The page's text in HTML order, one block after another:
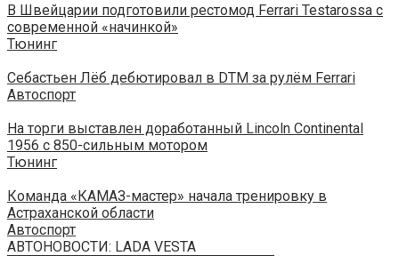
В Швейцарии подготовили рестомод Ferrari Testarossa с
современной «начинкой»
Тюнинг
Себастьен Лёб дебютировал в DTM за рулём Ferrari
Автоспорт
На торги выставлен доработанный Lincoln Continental
1956 с 850-сильным мотором
Тюнинг
Команда «КАМАЗ-мастер» начала тренировку в
Астраханской области
Автоспорт
АВТОНОВОСТИ: LADA VESTA